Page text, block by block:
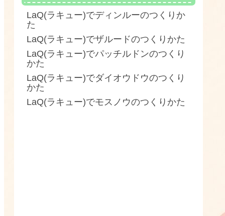
LaQ(ラキュー)でディンルーのつくりか
た
LaQ(ラキュー)でザルードのつくりかた
LaQ(ラキュー)でパッチルドンのつくり
かた
LaQ(ラキュー)でダイオウドウのつくり
かた
LaQ(ラキュー)でモスノウのつくりかた